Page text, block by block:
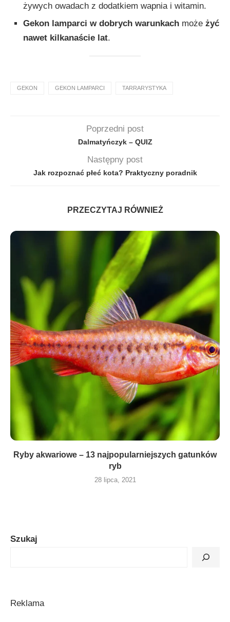
żywych owadach z dodatkiem wapnia i witamin.
Gekon lamparci w dobrych warunkach może żyć
nawet kilkanaście lat.
GEKON GEKON LAMPARCI TARRARYSTYKA
Poprzedni post
Dalmatyńczyk – QUIZ
Następny post
Jak rozpoznać płeć kota? Praktyczny poradnik
PRZECZYTAJ RÓWNIEŻ
Ryby akwariowe – 13 najpopularniejszych gatunków
ryb
28 lipca, 2021
Szukaj
Reklama